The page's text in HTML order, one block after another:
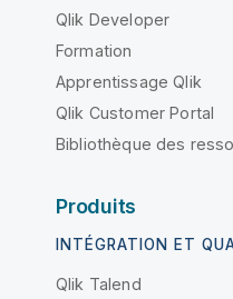
Qlik Developer
Formation
Apprentissage Qlik
Qlik Customer Portal
Bibliothèque des
Produits
INTÉGRATION ET
Qlik Talend